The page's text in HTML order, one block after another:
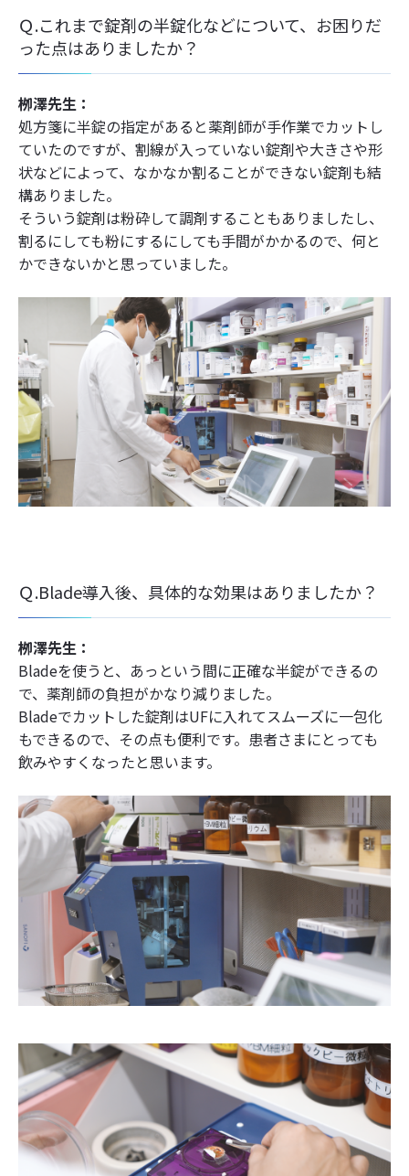
Ｑ.これまで錠剤の半錠化などについて、お困りだ
った点はありましたか？
栁澤先生：
処方箋に半錠の指定があると薬剤師が手作業でカットし
ていたのですが、割線が入っていない錠剤や大きさや形
状などによって、なかなか割ることができない錠剤も結
構ありました。
そういう錠剤は粉砕して調剤することもありましたし、
割るにしても粉にするにしても手間がかかるので、何と
かできないかと思っていました。
Ｑ.Blade導入後、具体的な効果はありましたか？
栁澤先生：
Bladeを使うと、あっという間に正確な半錠ができるの
で、薬剤師の負担がかなり減りました。
Bladeでカットした錠剤はUFに入れてスムーズに一包化
もできるので、その点も便利です。患者さまにとっても
飲みやすくなったと思います。